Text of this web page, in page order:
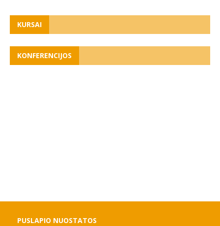
KURSAI
KONFERENCIJOS
PUSLAPIO NUOSTATOS